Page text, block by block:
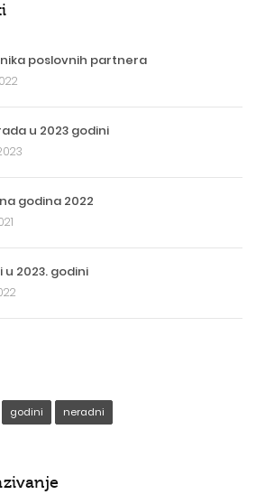
poslovnih partnera
u 2023 godini
godina 2022
u 2023. godini
godini neradni